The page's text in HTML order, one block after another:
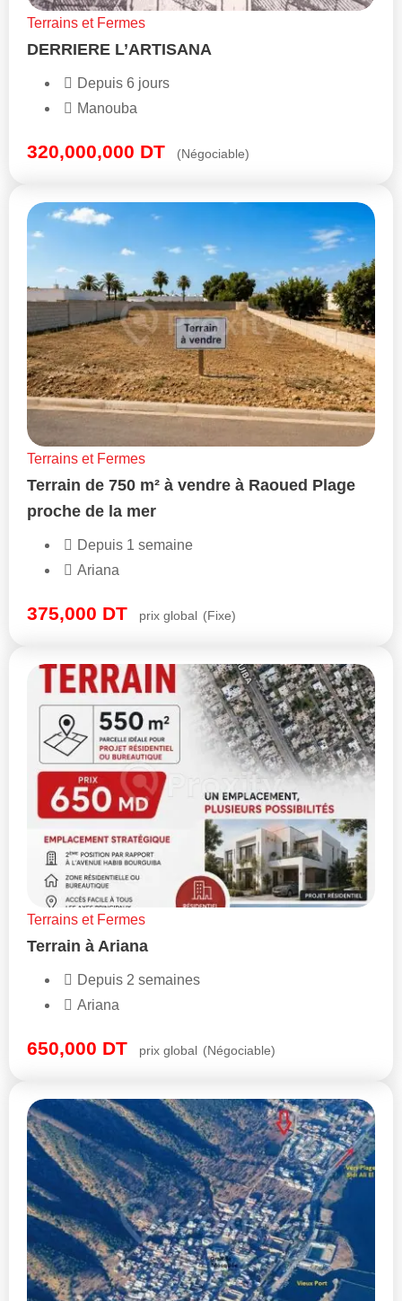
Terrains et Fermes
DERRIERE L’ARTISANA
Depuis 6 jours
Manouba
320,000,000 DT (Négociable)
Terrains et Fermes
Terrain de 750 m² à vendre à Raoued Plage
proche de la mer
Depuis 1 semaine
Ariana
375,000 DT prix global (Fixe)
Terrains et Fermes
Terrain à Ariana
Depuis 2 semaines
Ariana
650,000 DT prix global (Négociable)